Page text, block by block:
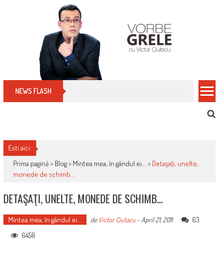
NEWS FLASH Cum îți schimbi, rapid, gratuit și eficient,
Esti aici:
Prima pagină > Blog> Mintea mea, în gândul ei... > Detaşaţi, unelte,
monede de schimb…
DETAŞAŢI, UNELTE, MONEDE DE SCHIMB…
Mintea mea, în gândul ei... de Victor Ciutacu-April 21, 2011
63
6458